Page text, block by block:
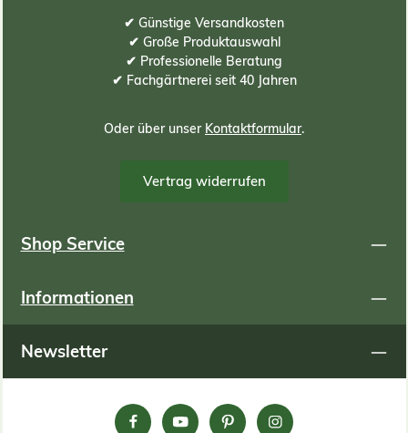
✔ Günstige Versandkosten
✔ Große Produktauswahl
✔ Professionelle Beratung
✔ Fachgärtnerei seit 40 Jahren
Oder über unser Kontaktformular.
Vertrag widerrufen
Shop Service
Informationen
Newsletter